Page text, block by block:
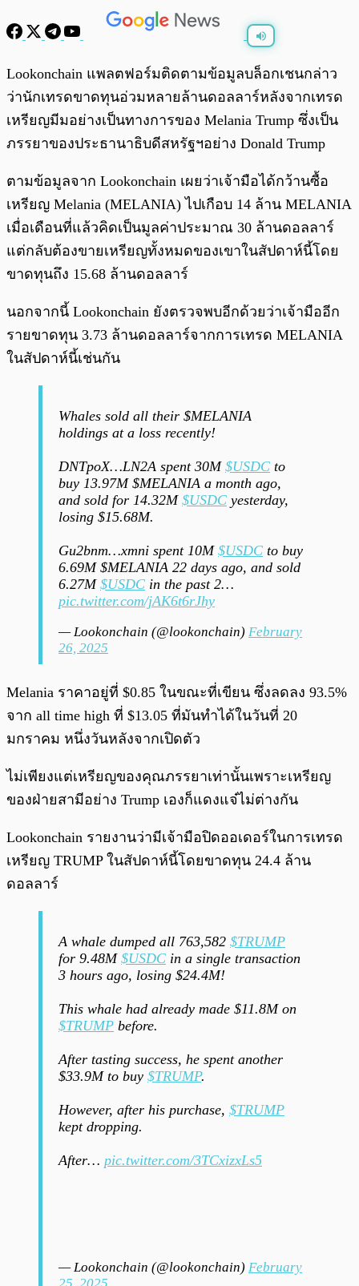
0:00
Lookonchain แพลตฟอร์มติดตามข้อมูลบล็อกเชนกล่าว
ว่านักเทรดขาดทุนอ่วมหลายล้านดอลลาร์หลังจากเทรด
เหรียญมีมอย่างเป็นทางการของ Melania Trump ซึ่งเป็น
ภรรยาของประธานาธิบดีสหรัฐฯอย่าง Donald Trump
ตามข้อมูลจาก Lookonchain เผยว่าเจ้ามือได้กว้านซื้อ
เหรียญ Melania (MELANIA) ไปเกือบ 14 ล้าน MELANIA
เมื่อเดือนที่แล้วคิดเป็นมูลค่าประมาณ 30 ล้านดอลลาร์
แต่กลับต้องขายเหรียญทั้งหมดของเขาในสัปดาห์นี้โดย
ขาดทุนถึง 15.68 ล้านดอลลาร์
นอกจากนี้ Lookonchain ยังตรวจพบอีกด้วยว่าเจ้ามืออีก
รายขาดทุน 3.73 ล้านดอลลาร์จากการเทรด MELANIA
ในสัปดาห์นี้เช่นกัน
Whales sold all their $MELANIA
holdings at a loss recently!
DNTpoX…LN2A spent 30M $USDC to
buy 13.97M $MELANIA a month ago,
and sold for 14.32M $USDC yesterday,
losing $15.68M.
Gu2bnm…xmni spent 10M $USDC to buy
6.69M $MELANIA 22 days ago, and sold
6.27M $USDC in the past 2…
pic.twitter.com/jAK6t6rJhy
— Lookonchain (@lookonchain) February
26, 2025
Melania ราคาอยู่ที่ $0.85 ในขณะที่เขียน ซึ่งลดลง 93.5%
จาก all time high ที่ $13.05 ที่มันทำได้ในวันที่ 20
มกราคม หนึ่งวันหลังจากเปิดตัว
ไม่เพียงแต่เหรียญของคุณภรรยาเท่านั้นเพราะเหรียญ
ของฝ่ายสามีอย่าง Trump เองก็แดงแจ๋ไม่ต่างกัน
Lookonchain รายงานว่ามีเจ้ามือปิดออเดอร์ในการเทรด
เหรียญ TRUMP ในสัปดาห์นี้โดยขาดทุน 24.4 ล้าน
ดอลลาร์
A whale dumped all 763,582 $TRUMP
for 9.48M $USDC in a single transaction
3 hours ago, losing $24.4M!
This whale had already made $11.8M on
$TRUMP before.
After tasting success, he spent another
$33.9M to buy $TRUMP.
However, after his purchase, $TRUMP
kept dropping.
After… pic.twitter.com/3TCxizxLs5
— Lookonchain (@lookonchain) February